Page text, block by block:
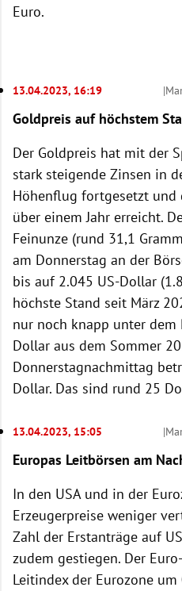
Euro.
13.04.2023, 16:19 |
Goldpreis auf höchstem
Der Goldpreis hat mit der
stark steigende Zinsen in
Höhenflug fortgesetzt und
über einem Jahr erreicht.
Feinunze (rund 31,1
am Donnerstag an der
bis auf 2.045 US-Dollar
höchste Stand seit März
nur noch knapp unter dem
Dollar aus dem Sommer
Donnerstagnachmittag
Dollar. Das sind rund 25
13.04.2023, 15:05 |
Europas Leitbörsen am
In den USA und in der
Erzeugerpreise weniger
Zahl der Erstanträge auf
zudem gestiegen. Der
Leitindex der Eurozone